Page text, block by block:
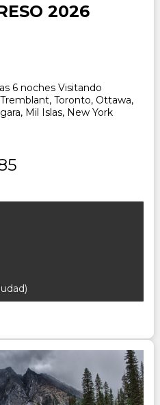
2026
6 noches Visitando
Toronto, Ottawa,
Mil Islas, New York